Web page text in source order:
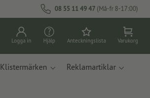
08 55 11 49 47 (Må-fr 8-17:00)
Logga in Hjälp Anteckningslista Varukorg
Klistermärken Reklamartiklar